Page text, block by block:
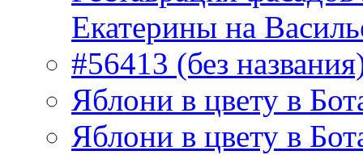
Екатерины на
#56413 (без
Яблони в цвету в
Яблони в цвету в